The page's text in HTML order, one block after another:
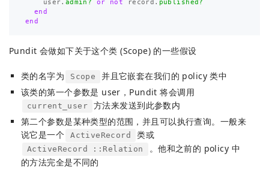
user. admin? or not record . published?
end
end
Pundit 会做如下关于这个类 (Scope) 的一些假设
类的名字为 Scope
并且它嵌套在我们的 policy 类中
该类的第一个参数是 user，Pundit 将会调用
current_user
方法来发送到此参数内
第二个参数是某种类型的范围，并且可以执行查询。一般来
说它是一个
ActiveRecord 类或
ActiveRecord ::Relation
。他和之前的 policy 中
的方法完全是不同的